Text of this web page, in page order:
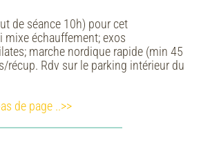
de séance 10h) pour cet
mixe échauffement; exos
marche nordique rapide (min 45
récup. Rdv sur le parking intérieur du
de page ..>>